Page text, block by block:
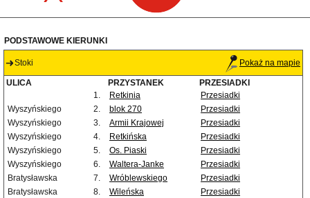
PODSTAWOWE KIERUNKI
Stoki Pokaż na mapie
ULICA PRZYSTANEK
PRZESIADKI
1.
Retkinia
Przesiadki
Wyszyńskiego
2. blok 270
Przesiadki
Wyszyńskiego
3. Armii Krajowej
Przesiadki
Wyszyńskiego
4. Retkińska
Przesiadki
Wyszyńskiego
5. Os. Piaski
Przesiadki
Wyszyńskiego
6. Waltera-Janke
Przesiadki
Bratysławska
7. Wróblewskiego
Przesiadki
Bratysławska
8. Wileńska
Przesiadki